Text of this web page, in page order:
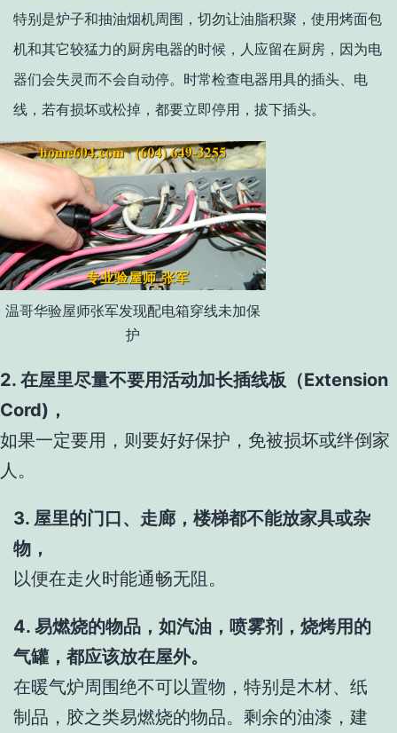
特别是炉子和抽油烟机周围，切勿让油脂积聚，使用烤面包
机和其它较猛力的厨房电器的时候，人应留在厨房，因为电
器们会失灵而不会自动停。时常检查电器用具的插头、电
线，若有损坏或松掉，都要立即停用，拔下插头。
温哥华验屋师张军发现配电箱穿线未加保
护
2. 在屋里尽量不要用活动加长插线板（Extension
Cord)，
如果一定要用，则要好好保护，免被损坏或绊倒家
人。
3. 屋里的门口、走廊，楼梯都不能放家具或杂
物，
以便在走火时能通畅无阻。
4. 易燃烧的物品，如汽油，喷雾剂，烧烤用的
气罐，都应该放在屋外。
在暖气炉周围绝不可以置物，特别是木材、纸
制品，胶之类易燃烧的物品。剩余的油漆，建